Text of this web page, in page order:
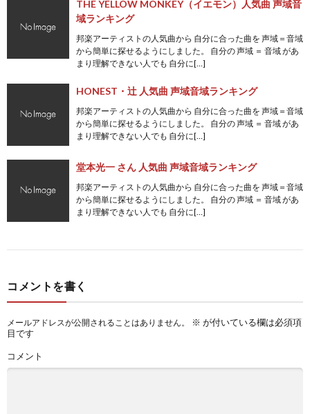
THE YELLOW MONKEY（イエモン）人気曲 声域音
域ランキング
邦楽アーティストの人気曲から 自分に合った曲を 声域＝音域
から簡単に探せるようにしました。 自分の 声域 ＝ 音域 があ
まり理解できない人でも 自分に[…]
HONEST・辻 人気曲 声域音域ランキング
邦楽アーティストの人気曲から 自分に合った曲を 声域＝音域
から簡単に探せるようにしました。 自分の 声域 ＝ 音域 があ
まり理解できない人でも 自分に[…]
堂本光一 さん 人気曲 声域音域ランキング
邦楽アーティストの人気曲から 自分に合った曲を 声域＝音域
から簡単に探せるようにしました。 自分の 声域 ＝ 音域 があ
まり理解できない人でも 自分に[…]
コメントを書く
メールアドレスが公開されることはありません。 ※ が付いている欄は必須項
目です
コメント